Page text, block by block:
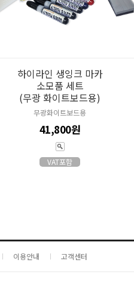
하이라인 생잉크 마카
소모품 세트
(무광 화이트보드용)
무광화이트보드용
41,800원
VAT포함
이용안내 고객센터